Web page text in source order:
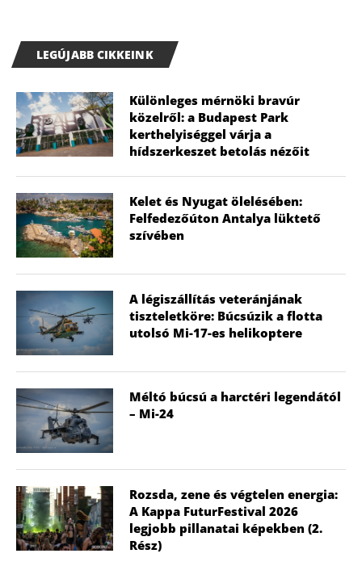
LEGÚJABB CIKKEINK
Különleges mérnöki bravúr
közelről: a Budapest Park
kerthelyiséggel várja a
hídszerkeszet betolás nézőit
Kelet és Nyugat ölelésében:
Felfedezőúton Antalya lüktető
szívében
A légiszállítás veteránjának
tiszteletköre: Búcsúzik a flotta
utolsó Mi-17-es helikoptere
Méltó búcsú a harctéri legendától
– Mi-24
Rozsda, zene és végtelen energia:
A Kappa FuturFestival 2026
legjobb pillanatai képekben (2.
Rész)